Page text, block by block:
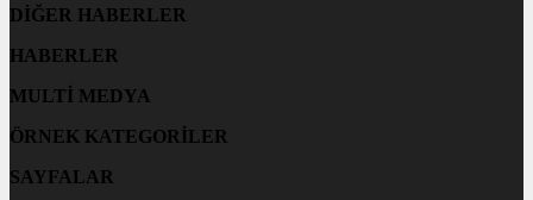
DİĞER HABERLER
HABERLER
MULTİ MEDYA
ÖRNEK KATEGORİLER
SAYFALAR